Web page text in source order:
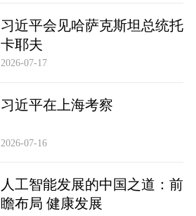
习近平会见哈萨克斯坦总统托
卡耶夫
2026-07-17
习近平在上海考察
2026-07-16
人工智能发展的中国之道：前
瞻布局 健康发展